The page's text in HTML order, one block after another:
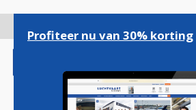
gaan
Profiteer nu van 30% korting